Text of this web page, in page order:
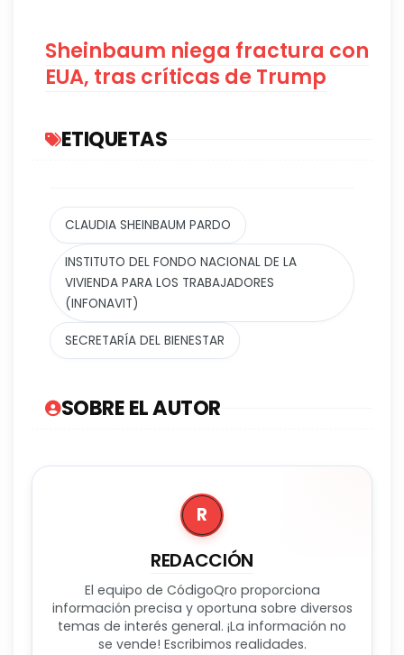
Sheinbaum niega fractura con
EUA, tras críticas de Trump
ETIQUETAS
CLAUDIA SHEINBAUM PARDO
INSTITUTO DEL FONDO NACIONAL DE LA
VIVIENDA PARA LOS TRABAJADORES
(INFONAVIT)
SECRETARÍA DEL BIENESTAR
SOBRE EL AUTOR
R
REDACCIÓN
El equipo de CódigoQro proporciona
información precisa y oportuna sobre diversos
temas de interés general. ¡La información no
se vende! Escribimos realidades.